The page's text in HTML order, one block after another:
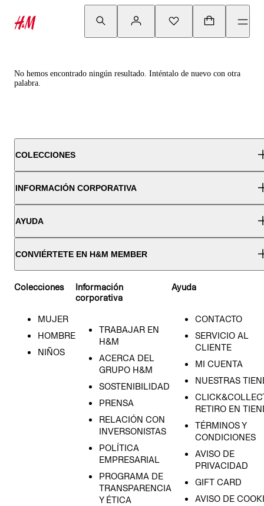
No hemos encontrado ningún resultado. Inténtalo de nuevo con otra
palabra.
COLECCIONES
INFORMACIÓN CORPORATIVA
AYUDA
CONVIÉRTETE EN H&M MEMBER
Colecciones
MUJER
HOMBRE
NIÑOS
Información
corporativa
TRABAJAR EN
H&M
ACERCA DEL
GRUPO H&M
SOSTENIBILIDAD
PRENSA
RELACIÓN CON
INVERSONISTAS
POLÍTICA
EMPRESARIAL
PROGRAMA DE
TRANSPARENCIA
Y ÉTICA
Ayuda
CONTACTO
SERVICIO AL
CLIENTE
MI CUENTA
NUESTRAS
RETIRO EN
TÉRMINOS Y
CONDICIONES
AVISO DE
PRIVACIDAD
GIFT CARD
AVISO DE